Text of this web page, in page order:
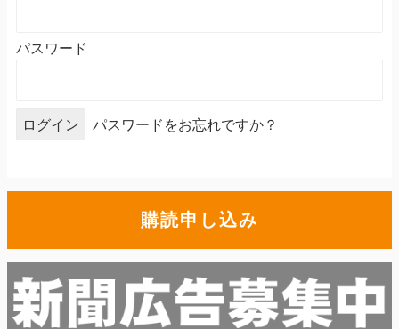
パスワード
パスワードをお忘れですか？
購読申し込み